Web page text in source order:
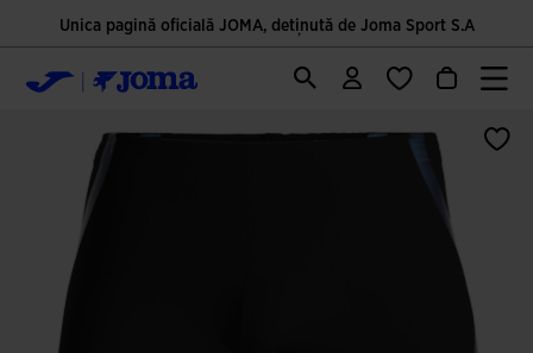
Unica pagină oficială JOMA, deținută de Joma Sport S.A